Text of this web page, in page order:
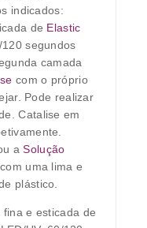
indicados:
de Elastic
120 segundos
camada
com o próprio
Pode realizar
Catalise em
aSolução
uma lima e
plástico.
e esticada de